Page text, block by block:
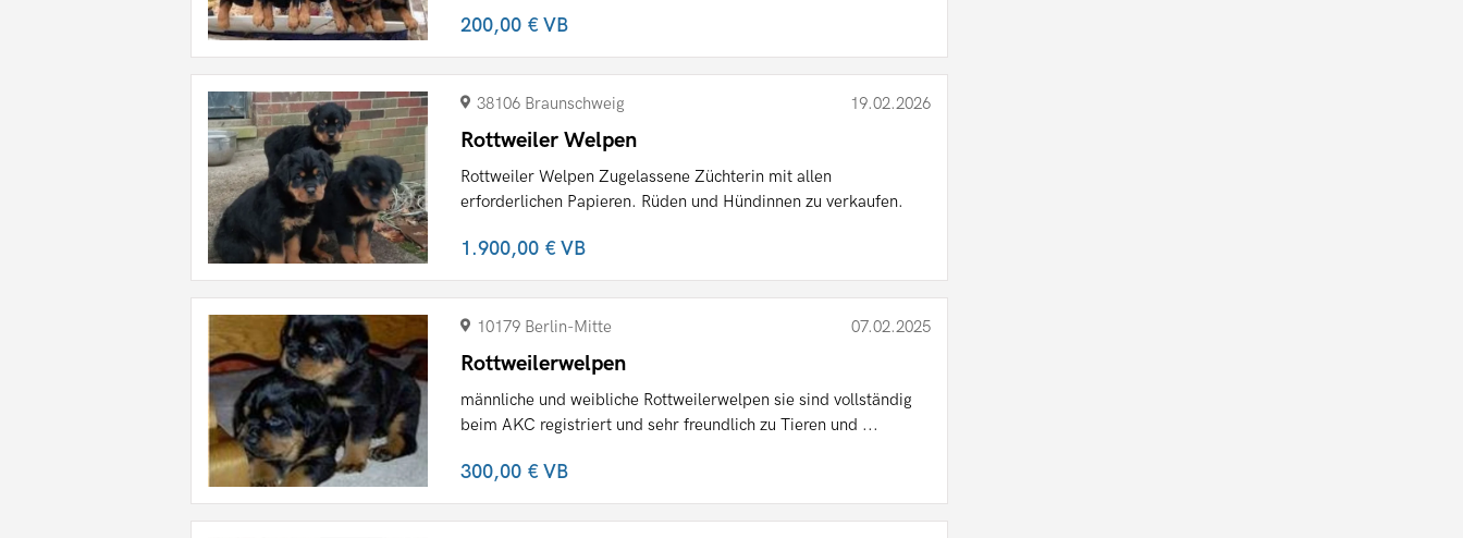
200,00 €VB
38106 Braunschweig 19.02.2026
Rottweiler Welpen
Rottweiler Welpen Zugelassene Züchterin mit allen
erforderlichen Papieren. Rüden und Hündinnen zu verkaufen.
1.900,00 €VB
10179 Berlin-Mitte 07.02.2025
Rottweilerwelpen
männliche und weibliche Rottweilerwelpen sie sind vollständig
beim AKC registriert und sehr freundlich zu Tieren und ...
300,00 €VB